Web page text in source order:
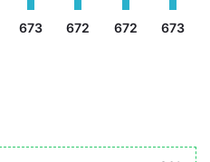
673 672 672 673